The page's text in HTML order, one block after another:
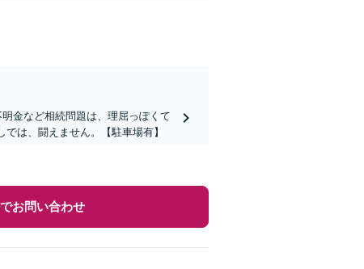
金など相続問題は、理屈っぽくて
は、闘えません。【駐車場有】
お問い合わせ